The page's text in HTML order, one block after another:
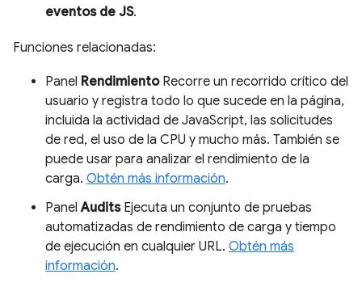
eventos de JS.
Funciones relacionadas:
Panel RendimientoRecorre un recorrido crítico del
usuario y registra todo lo que sucede en la página,
incluida la actividad de JavaScript, las solicitudes
de red, el uso de la CPU y mucho más. También se
puede usar para analizar el rendimiento de la
carga. Obtén más información.
PanelAuditsEjecuta un conjunto de pruebas
automatizadas de rendimiento de carga y tiempo
de ejecución en cualquier URL. Obtén más
información.